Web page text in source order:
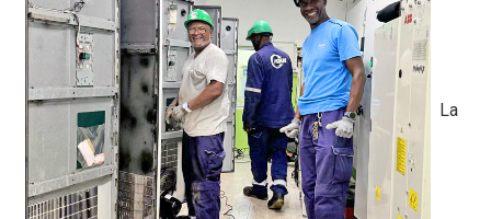
La